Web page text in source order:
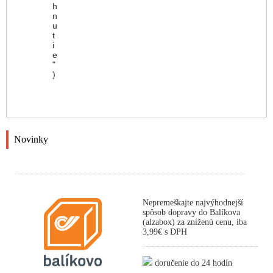
h
n
u
t
i
e
"
)
Novinky
Nepremeškajte najvýhodnejší
spôsob dopravy do Balíkova
(alzabox) za zníženú cenu, iba
3,99€ s DPH
doručenie do 24 hodín